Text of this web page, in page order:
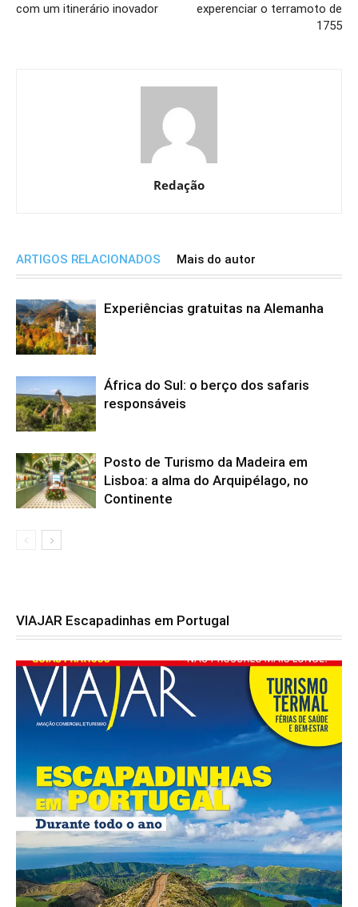
com um itinerário inovador
experenciar o terramoto de
1755
Redação
ARTIGOS RELACIONADOS Mais do autor
Experiências gratuitas na Alemanha
África do Sul: o berço dos safaris
responsáveis
Posto de Turismo da Madeira em
Lisboa: a alma do Arquipélago, no
Continente
VIAJAR Escapadinhas em Portugal